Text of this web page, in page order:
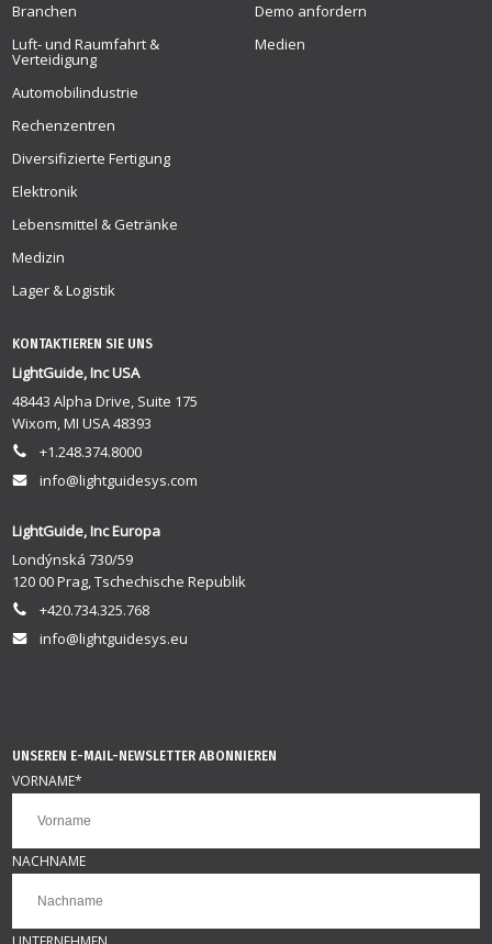
Branchen
Luft- und Raumfahrt &
Verteidigung
Automobilindustrie
Rechenzentren
Diversifizierte Fertigung
Elektronik
Lebensmittel & Getränke
Medizin
Lager & Logistik
Demo anfordern
Medien
KONTAKTIEREN SIE UNS
LightGuide, Inc USA
48443 Alpha Drive, Suite 175
Wixom, MI USA 48393
+1.248.374.8000
info@lightguidesys.com
LightGuide, Inc Europa
Londýnská 730/59
120 00 Prag, Tschechische Republik
+420.734.325.768
info@lightguidesys.eu
UNSEREN E-MAIL-NEWSLETTER ABONNIEREN
VORNAME*
NACHNAME